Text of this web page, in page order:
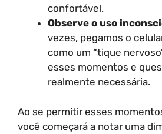
confortável.
Observe o uso
vezes, pegamos o
como um “tique
esses momentos e
realmente necessária.
Ao se permitir esses
você começará a notar uma